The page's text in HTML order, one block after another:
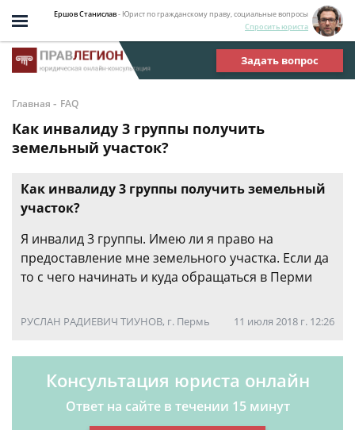
Ершов Станислав- Юрист по гражданскому праву, социальные вопросы
Спросить юриста
Задать вопрос
Главная - FAQ
Как инвалиду 3 группы получить
земельный участок?
Как инвалиду 3 группы получить земельный
участок?
Я инвалид 3 группы. Имею ли я право на
предоставление мне земельного участка. Если да
то с чего начинать и куда обращаться в Перми
РУСЛАН РАДИЕВИЧ ТИУНОВ, г. Пермь 11 июля 2018 г. 12:26
Консультация юриста онлайн
Ответ на сайте в течении 15 минут